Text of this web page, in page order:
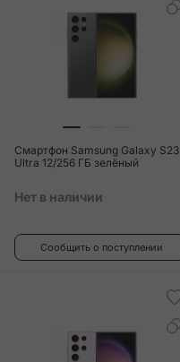
Смартфон Samsung Galaxy S23
Ultra 12/256 ГБ зелёный
Нет в наличии
Сообщить о поступлении